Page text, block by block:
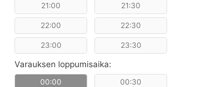
21:00 21:30
22:00 22:30
23:00 23:30
Varauksen loppumisaika:
00:00 00:30